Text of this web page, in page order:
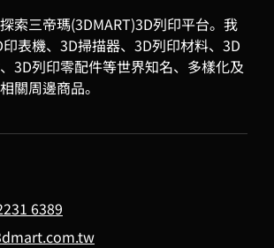
索三帝瑪(3DMART)3D列印平台。我
表機、3D掃描器、3D列印材料、3D
3D列印零配件等世界知名、多樣化及
關周邊商品。
6389